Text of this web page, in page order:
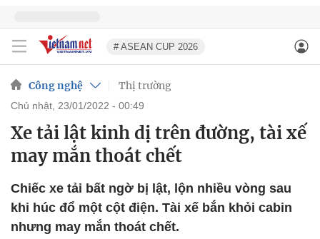
# ASEAN CUP 2026
Công nghệ Thị trường
chủ nhật, 23/01/2022 - 00:49
Xe tải lật kinh dị trên đường, tài xế
may mắn thoát chết
Chiếc xe tải bất ngờ bị lật, lộn nhiều vòng sau
khi húc đổ một cột điện. Tài xế bắn khỏi cabin
nhưng may mắn thoát chết.